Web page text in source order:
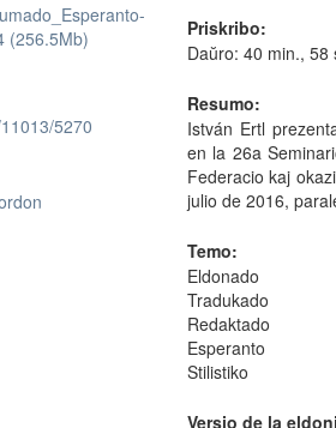
(256.5Mb)
5270
Priskribo:
Daŭro: 40 min., 58
Resumo:
István Ertl
en la 26a
Federacio kaj
julio de 2016,
Temo:
Eldonado
Tradukado
Redaktado
Esperanto
Stilistiko
Versio de la